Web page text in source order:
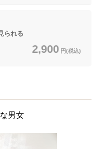
れる
2,900 円(税込)
男女